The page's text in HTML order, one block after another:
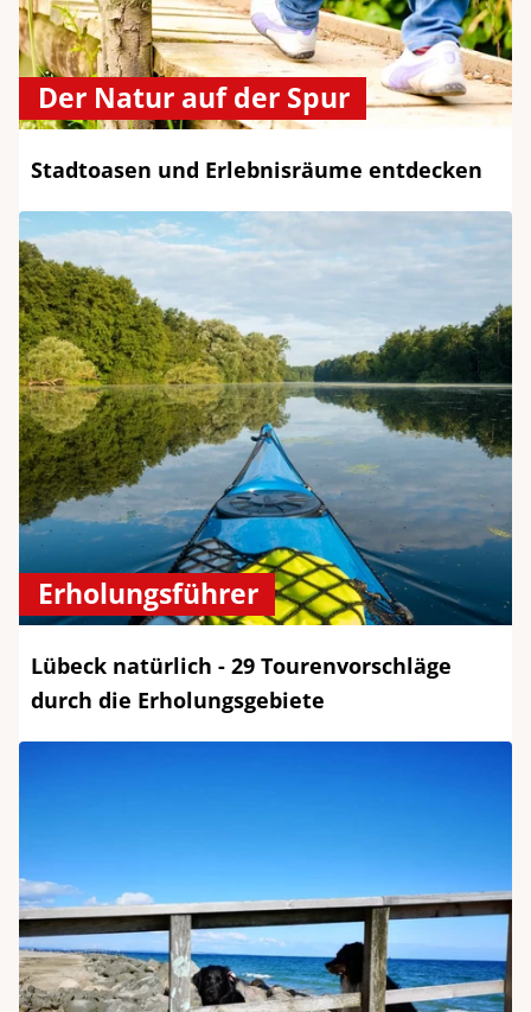
Der Natur auf der Spur
Stadtoasen und Erlebnisräume entdecken
Erholungsführer
Lübeck natürlich - 29 Tourenvorschläge
durch die Erholungsgebiete